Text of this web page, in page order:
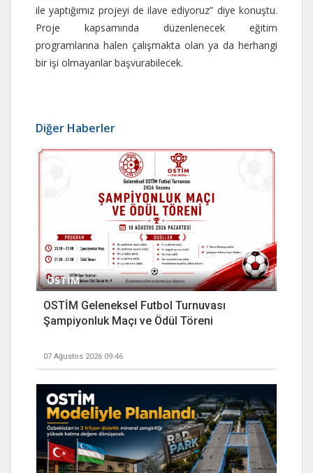
ile yaptığımız projeyi de ilave ediyoruz” diye konuştu.
Proje kapsamında düzenlenecek eğitim
programlarına halen çalışmakta olan ya da herhangi
bir işi olmayanlar başvurabilecek.
Diğer Haberler
OSTİM
OSTİM Geleneksel Futbol Turnuvası
Şampiyonluk Maçı ve Ödül Töreni
07 Ağustos 2026 09:46